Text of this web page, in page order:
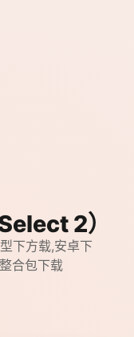
2）
下方载,安卓下
合包下载